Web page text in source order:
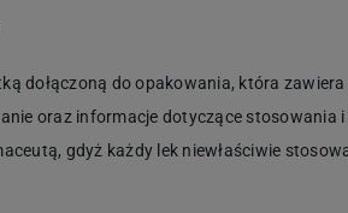
dołączoną do opakowania, która
oraz informacje dotyczące
gdyż każdy lek niewłaściwie